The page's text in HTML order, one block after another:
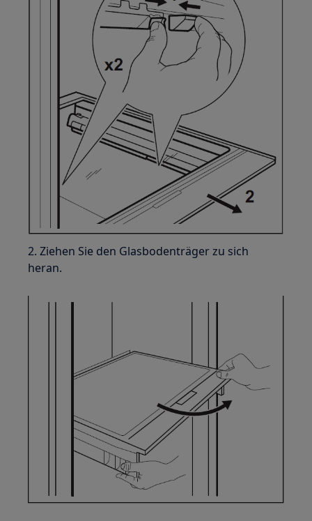
2. Ziehen Sie den Glasbodenträger zu sich
heran.